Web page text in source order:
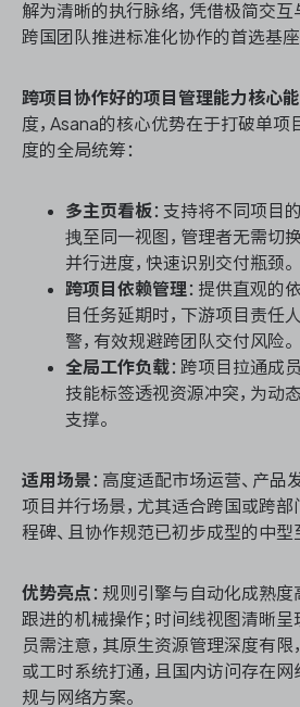
解为清晰的执行脉络，凭借极简交互
跨国团队推进标准化协作的首选基座
跨项目协作好的项目管理能力核心
度，Asana的核心优势在于打破单项
度的全局统筹：
多主页看板 ：支持将不同项目
拽至同一视图，管理者无需切
并行进度，快速识别交付瓶颈。
跨项目依赖管理：提供直观的
目任务延期时，下游项目责任
警，有效规避跨团队交付风险。
全局工作负载：跨项目拉通成
技能标签透视资源冲突，为动
支撑。
适用场景 ：高度适配市场运营、产
项目并行场景，尤其适合跨国或跨
程碑、且协作规范已初步成型的中型
优势亮点 ：规则引擎与自动化成熟度
跟进的机械操作；时间线视图清晰呈
员需注意，其原生资源管理深度有限
或工时系统打通，且国内访问存在网
规与网络方案。